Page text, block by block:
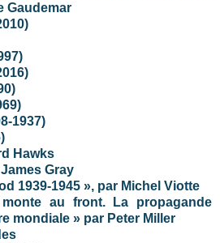
Gaudemar
1937)
Hawks
Gray
1939-1945 », par Michel Viotte
au front. La propagande
mondiale » par Peter Miller